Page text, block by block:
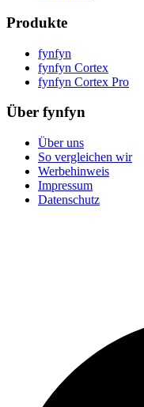
Produkte
fynfyn
fynfyn Cortex
fynfyn Cortex Pro
Über fynfyn
Über uns
So vergleichen wir
Werbehinweis
Impressum
Datenschutz